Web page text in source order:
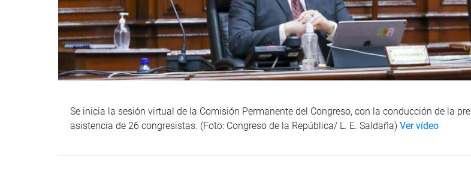
Se inicia la sesión virtual de la Comisión Permanente del Congreso, con la conducción de la
asistencia de 26 congresistas. (Foto: Congreso de la República/ L. E. Saldaña) Ver vídeo